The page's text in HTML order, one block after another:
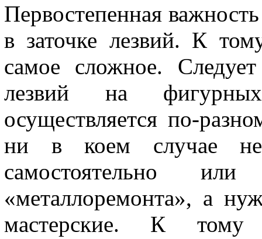
Первостепенная
в заточке лезвий. К
самое сложное.
лезвий на
осуществляется по-
ни в коем случае не
самостоятельно
«металлоремонта», а
мастерские. К тому